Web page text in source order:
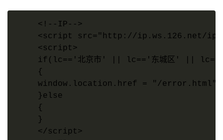
<!--IP-->
<script src="http://ip.ws.126.net/
<script>
if(lc=='北京市' || lc=='东城区' ||
{
window.location.href = "/
}else
{
}
</script>